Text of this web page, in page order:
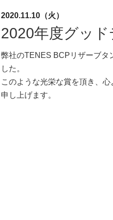
2020.11.10（火）
2020年度グッ
弊社のTENES BCPリザーブタ
した。
このような光栄な賞を頂き、
申し上げます。